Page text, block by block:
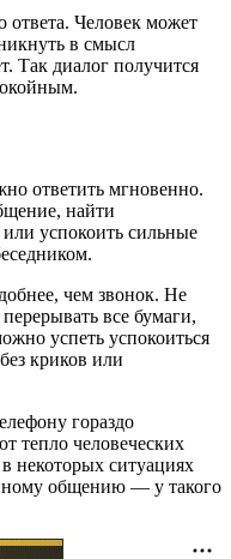
Человек может
в смысл
Так диалог получится
ответить мгновенно.
найти
успокоить сильные
чем звонок. Не
все бумаги,
успеть успокоиться
криков или
гораздо
тепло человеческих
некоторых ситуациях
общению — у такого